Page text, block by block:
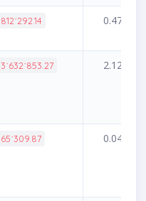
812˙292.14 0.47%
3˙632˙853.27 2.12%
65˙309.87 0.04%